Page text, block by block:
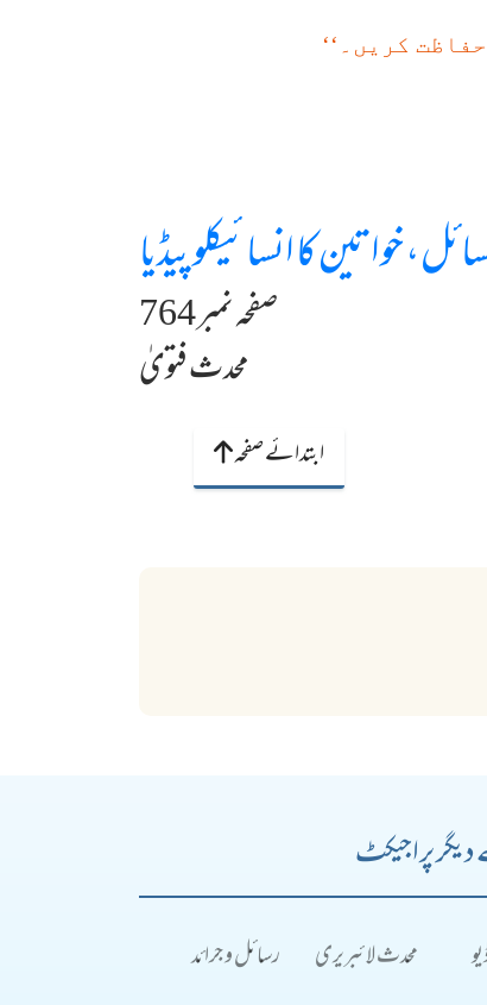
کریں۔‘‘
خواتین کا انسائیکلوپیڈیا
صفحہ نمبر 764
محدث فتویٰ
ابتدائے صفحہ
پراجیکٹ
محدث لائبریری رسائل و جرائد